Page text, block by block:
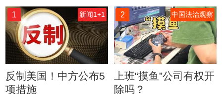
1 新闻1+1
反制美国！中方公布5
项措施
2 中国法治观察
上班“摸鱼”公司有权开
除吗？